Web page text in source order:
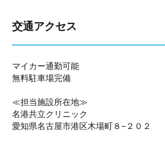
交通アクセス
マイカー通勤可能
無料駐車場完備
≪担当施設所在地≫
名港共立クリニック
愛知県名古屋市港区木場町８−２０２